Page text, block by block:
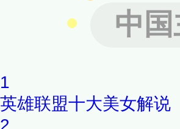
中
1
英雄联盟十大美女解说
2